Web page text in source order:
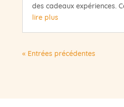
des cadeaux expériences.
lire plus
« Entrées précédentes